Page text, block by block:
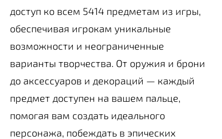
доступ ко всем 5414 предметам из игры,
обеспечивая игрокам уникальные
возможности и неограниченные
варианты творчества. От оружия и брони
до аксессуаров и декораций — каждый
предмет доступен на вашем пальце,
помогая вам создать идеального
персонажа, побеждать в эпических